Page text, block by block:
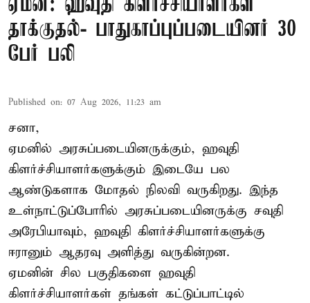
ஏமன்: ஹவுதி கிளர்ச்சியாளர்கள்
தாக்குதல்- பாதுகாப்புப்படையினர் 30
பேர் பலி
Published on: 07 Aug 2026, 11:23 am
சனா,
ஏமனில் அரசுப்படையினருக்கும், ஹவுதி
கிளர்ச்சியாளர்களுக்கும் இடையே பல
ஆண்டுகளாக மோதல் நிலவி வருகிறது. இந்த
உள்நாட்டுப்போரில் அரசுப்படையினருக்கு சவுதி
அரேபியாவும், ஹவுதி கிளர்ச்சியாளர்களுக்கு
ஈரானும் ஆதரவு அளித்து வருகின்றன.
ஏமனின் சில பகுதிகளை ஹவுதி
கிளர்ச்சியாளர்கள் தங்கள் கட்டுப்பாட்டில்